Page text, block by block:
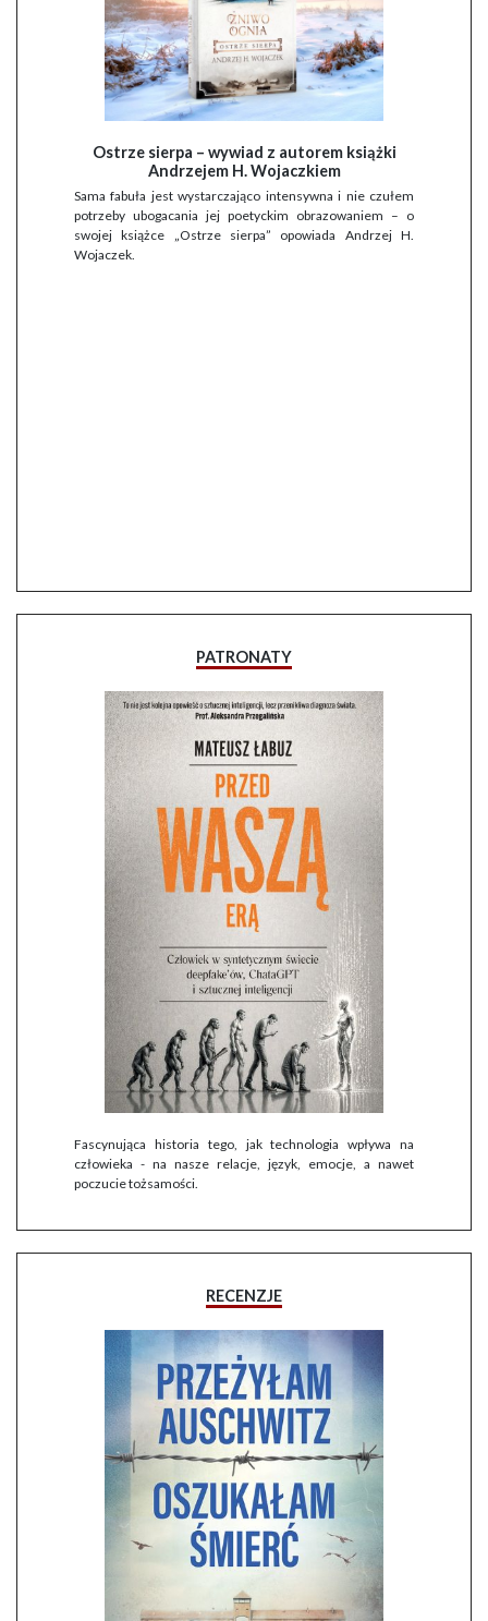
Ostrze sierpa – wywiad z autorem książki
Andrzejem H. Wojaczkiem
Sama fabuła jest wystarczająco intensywna i nie czułem
potrzeby ubogacania jej poetyckim obrazowaniem – o
swojej książce „Ostrze sierpa” opowiada Andrzej H.
Wojaczek.
PATRONATY
Fascynująca historia tego, jak technologia wpływa na
człowieka - na nasze relacje, język, emocje, a nawet
poczucie tożsamości.
RECENZJE